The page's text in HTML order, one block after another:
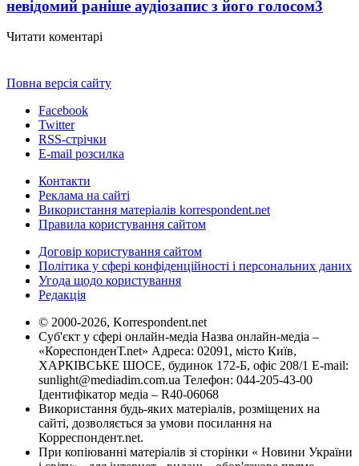
невідомий раніше аудіозапис з його голосом3
Читати коментарі
Повна версія сайту
Facebook
Twitter
RSS-стрічки
E-mail розсилка
Контакти
Реклама на сайті
Використання матеріалів korrespondent.net
Правила користування сайтом
Договір користування сайтом
Політика у сфері конфіденційності і персональних даних
Угода щодо користування
Редакція
© 2000-2026, Korrespondent.net
Суб'єкт у сфері онлайн-медіа Назва онлайн-медіа –
«КореспонденТ.net» Адреса: 02091, місто Київ,
ХАРКІВСЬКЕ ШОСЕ, будинок 172-Б, офіс 208/1 E-mail:
sunlight@mediadim.com.ua Телефон: 044-205-43-00
Ідентифікатор медіа – R40-06068
Використання будь-яких матеріалів, розміщених на
сайті, дозволяється за умови посилання на
Корреспондент.net.
При копіюванні матеріалів зі сторінки « Новини України